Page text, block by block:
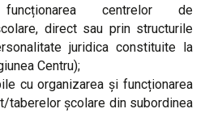
centrelor de
direct sau prin structurile
juridica constituite la
Centru);
cu organizarea și funcționarea
taberelor școlare din subordinea